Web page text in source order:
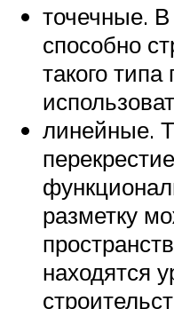
точечные. В
способно
такого
линейные.
разметку
находятся